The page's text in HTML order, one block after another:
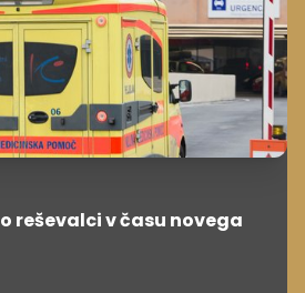
reševalci v času novega